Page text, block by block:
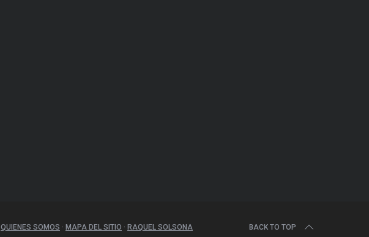
QUIENES SOMOS · MAPA DEL SITIO · RAQUEL SOLSONA BACK TO TOP